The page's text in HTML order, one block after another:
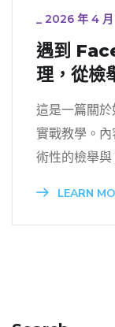
_ 2026 年 4 月
遇到
理，從檢
這是一篇關
實戰教學。
術性的檢舉
LEARN